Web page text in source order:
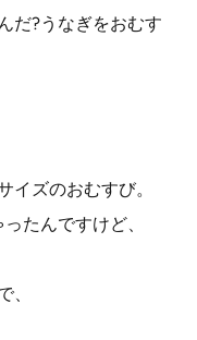
だ?うなぎをおむす
イズのおむすび。
たんですけど、
、